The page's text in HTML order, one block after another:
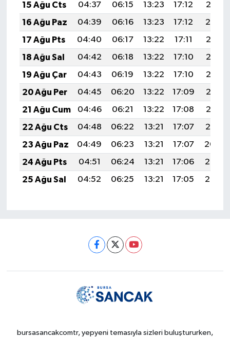
15 Ağu Cts
04:37 06:15 13:23 17:12
20:21
16 Ağu Paz
04:39 06:16 13:23 17:12
20:19
17 Ağu Pts
04:40 06:17 13:22 17:11
20:18
18 Ağu Sal
04:42 06:18 13:22 17:10
20:16
19 Ağu Çar
04:43 06:19 13:22 17:10
20:15
20 Ağu Per
04:45 06:20 13:22 17:09
20:13
21 Ağu Cum
04:46 06:21 13:22 17:08
20:12
22 Ağu Cts
04:48 06:22 13:21 17:07
20:10
23 Ağu Paz
04:49 06:23 13:21 17:07
20:09
24 Ağu Pts
04:51 06:24 13:21 17:06
20:07
25 Ağu Sal
04:52 06:25 13:21 17:05 20:06
bursasancakcomtr, yepyeni temasıyla sizleri buluştururken,